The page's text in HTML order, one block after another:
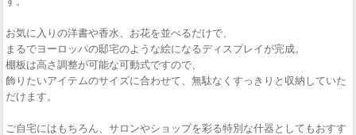
お気に入りの洋書や香水、お花を並べるだけで、
まるでヨーロッパの邸宅のような絵になるディスプレイが完成。
棚板は高さ調整が可能な可動式ですので、
飾りたいアイテムのサイズに合わせて、無駄なくすっきりと収納していた
だけます。
ご自宅にはもちろん、サロンやショップを彩る特別な什器としてもおすす